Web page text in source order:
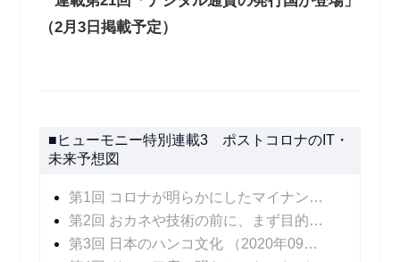
（2月3日掲載予定）
■ヒューモニー特別連載3 ポストコロナのIT・
未来予想図
第1回 コロナが明らかにしたマイナンバーカードの課題
第2回 おカネや技術の前に、まず目的の明確化を
第3回 日本のハンコ文化
（2020年09月30日 掲載）